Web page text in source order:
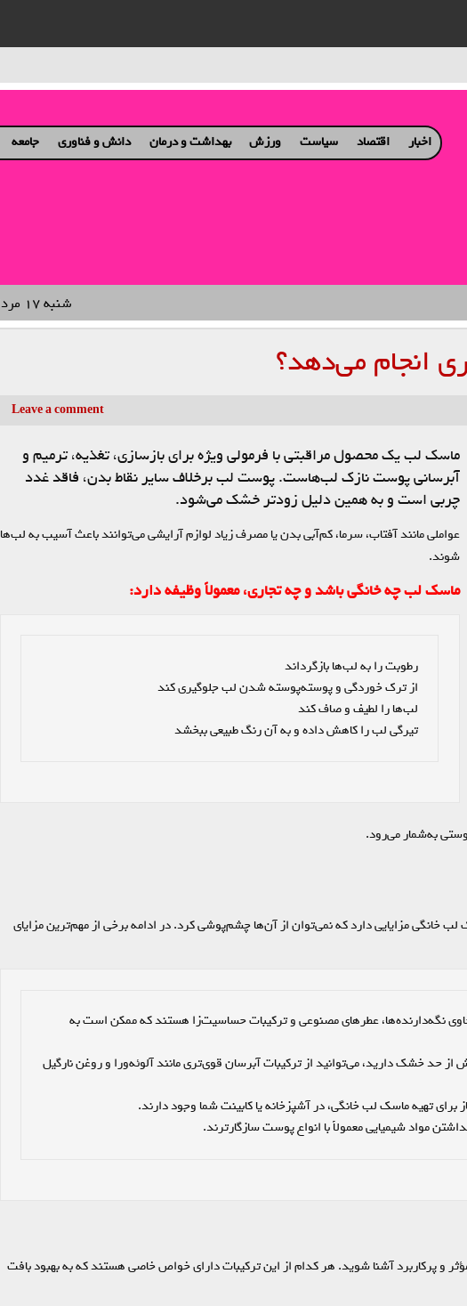
مادران و دختران
اخبار اقتصاد سیاست ورزش بهداشت و درمان دانش و فناوری جامعه
شنبه ۱۷ مرداد ۱۴۰۵
انجام می‌دهد؟
Leave a comment
ماسک لب یک محصول مراقبتی با فرمولی ویژه برای بازسازی، تغذیه، ترمیم و
آبرسانی پوست نازک لب‌هاست. پوست لب برخلاف سایر نقاط بدن، فاقد غدد
چربی است و به همین دلیل زودتر خشک می‌شود.
عواملی مانند آفتاب، سرما، کم‌آبی بدن یا مصرف زیاد لوازم آرایشی می‌توانند باعث آسیب به لب‌ها
شوند.
ماسک لب چه خانگی باشد و چه تجاری، معمولاً وظیفه دارد:
تیرگی لب را کاهش داده و به آن رنگ طبیعی ببخشد
به‌شمار می‌رود.
لب خانگی مزایایی دارد که نمی‌توان از آن‌ها چشم‌پوشی کرد. در ادامه برخی از مهم‌ترین مزایای
و پرکاربرد آشنا شوید. هر کدام از این ترکیبات دارای خواص خاصی هستند که به بهبود بافت